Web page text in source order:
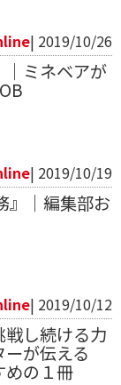
| 2019/10/26
ミネベアが
| 2019/10/19
』｜編集部お
| 2019/10/12
戦し続ける力
が伝える
めの１冊